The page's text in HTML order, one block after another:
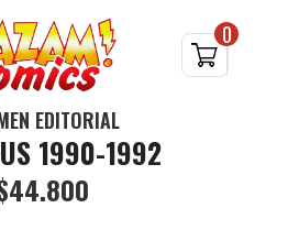
0
EDITORIAL
1990-1992